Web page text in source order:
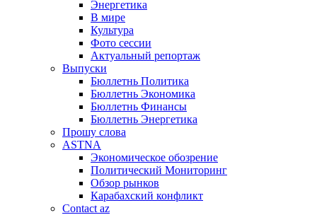
Энергетика
В мире
Культура
Фото сессии
Актуальный репортаж
Выпуски
Бюллетнь Политика
Бюллетнь Экономика
Бюллетнь Финансы
Бюллетнь Энергетика
Прошу слова
ASTNA
Экономическое обозрение
Политический Мониторинг
Обзор рынков
Карабахский конфликт
Contact az